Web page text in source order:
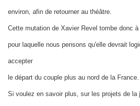
environ, afin de retourner au théâtre.
Cette mutation de Xavier Revel tombe donc à
pour laquelle nous pensons qu'elle devrait
accepter
le départ du couple plus au nord de la France.
Si voulez en savoir plus, sur les projets de la